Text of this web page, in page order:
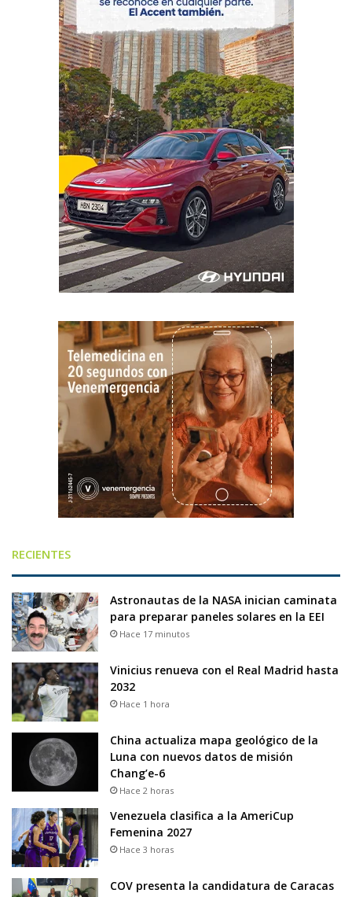
RECIENTES
Astronautas de la NASA inician caminata
para preparar paneles solares en la EEI
Hace 17 minutos
Vinicius renueva con el Real Madrid hasta
2032
Hace 1 hora
China actualiza mapa geológico de la
Luna con nuevos datos de misión
Chang’e-6
Hace 2 horas
Venezuela clasifica a la AmeriCup
Femenina 2027
Hace 3 horas
COV presenta la candidatura de Caracas